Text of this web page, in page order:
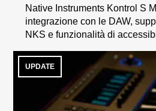
Native Instruments Kontrol S
integrazione con le DAW,
NKS e funzionalità di
UPDATE